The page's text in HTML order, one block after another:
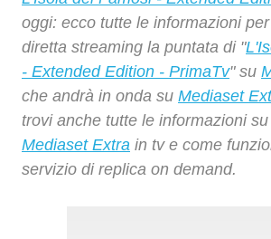
oggi: ecco tutte le informazioni
diretta streaming la puntata di "
- Extended Edition - PrimaTv" su
che andrà in onda su Mediaset
trovi anche tutte le informazioni
Mediaset Extra in tv e come
servizio di replica on demand.